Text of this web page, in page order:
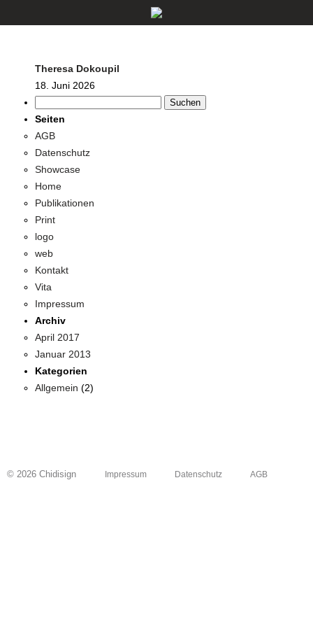
Theresa Dokoupil
18. Juni 2026
nach:
Seiten
AGB
Datenschutz
Showcase
Home
Publikationen
Print
logo
web
Kontakt
Vita
Impressum
Archiv
April 2017
Januar 2013
Kategorien
Allgemein (2)
Impressum Datenschutz AGB
© 2026 Chidisign